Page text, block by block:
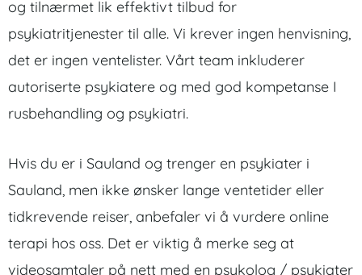
og tilnærmet lik effektivt tilbud for
psykiatritjenester til alle. Vi krever ingen henvisning,
det er ingen ventelister. Vårt team inkluderer
autoriserte psykiatere og med god kompetanse I
rusbehandling og psykiatri.
Hvis du er i Sauland og trenger en psykiater i
Sauland, men ikke ønsker lange ventetider eller
tidkrevende reiser, anbefaler vi å vurdere online
terapi hos oss. Det er viktig å merke seg at
videosamtaler på nett med en psykolog / psykiater